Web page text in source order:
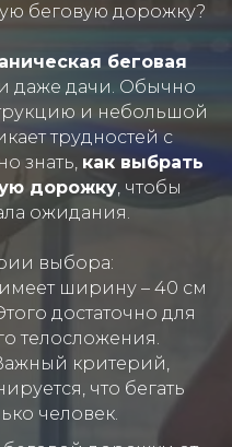
беговую дорожку?
беговая
даже дачи. Обычно
и небольшой
трудностей с
знать, как выбрать
дорожку, чтобы
ожидания.
выбора:
ширину – 40 см
достаточно для
телосложения.
критерий,
что бегать
человек.